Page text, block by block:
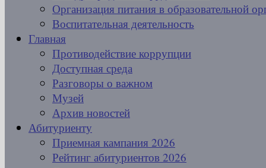
Организация питания в образовательной
Воспитательная деятельность
Главная
Противодействие коррупции
Доступная среда
Разговоры о важном
Музей
Архив новостей
Абитуриенту
Приемная кампания 2026
Рейтинг абитуриентов 2026